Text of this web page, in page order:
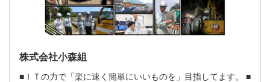
株式会社小森組
■ＩＴの力で「楽に速く簡単にいいものを」目指してます。 ■